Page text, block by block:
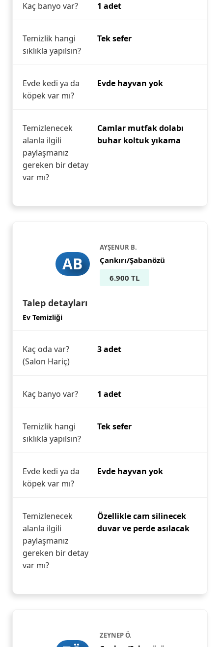
Kaç banyo var? 1 adet
Temizlik hangi
sıklıkla yapılsın?
Tek sefer
Evde kedi ya da
köpek var mı?
Evde hayvan yok
Temizlenecek
alanla ilgili
paylaşmanız
gereken bir detay
var mı?
Camlar mutfak dolabı
buhar koltuk yıkama
AB
AYŞENUR B.
Çankırı/Şabanözü
6.900 TL
Talep detayları
Ev Temizliği
Kaç oda var?
(Salon Hariç)
3 adet
Kaç banyo var? 1 adet
Temizlik hangi
sıklıkla yapılsın?
Tek sefer
Evde kedi ya da
köpek var mı?
Evde hayvan yok
Temizlenecek
alanla ilgili
paylaşmanız
gereken bir detay
var mı?
Özellikle cam silinecek
duvar ve perde asılacak
ZEYNEP Ö.